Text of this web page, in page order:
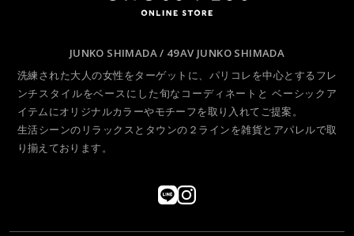
JUNKO SHIMADA / 49AV JUNKO SHIMADA
洗練された大人の女性をターゲットに、パリコレを中心とするフレ
ンチスタイルをベースにした旬なコーディネートと ベーシックア
イテムにオリジナルカラーやモチーフを取り入れてご提案。
生活シーンのリラックスとタウンの２ラインを雑貨とアパレルで取
り揃えております。